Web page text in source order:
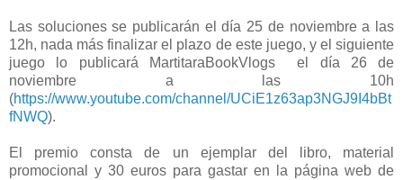
Las soluciones se publicarán el día 25 de noviembre a las
12h, nada más finalizar el plazo de este juego, y el siguiente
juego lo publicará MartitaraBookVlogs el día 26 de
noviembre a las 10h
(https://www.youtube.com/channel/UCiE1z63ap3NGJ9I4bBt
fNWQ).
El premio consta de un ejemplar del libro, material
promocional y 30 euros para gastar en la página web de